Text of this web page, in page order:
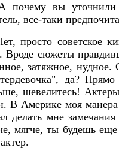
почему вы
все-таки
просто советское
Вроде сюжеты
затяжное, нудное.
да?
шевелитесь!
В Америке моя
делать мне
мягче, ты будешь